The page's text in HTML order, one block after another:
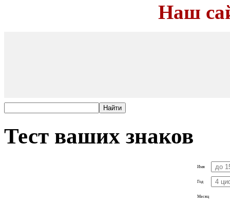
Наш
Тест ваших знаков
Имя
Год
Месяц